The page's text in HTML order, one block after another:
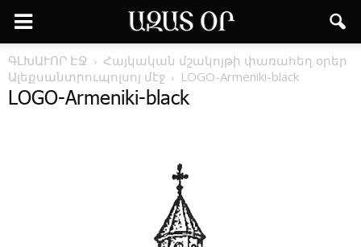
ԳԼԽԱՒՈՐ ԷՋ
Հայկական մշակոյթի փառահեղ օրեր
Ալեքսանտրուպոլսոյ մէջ
LOGO-Armeniki-black
LOGO-Armeniki-black